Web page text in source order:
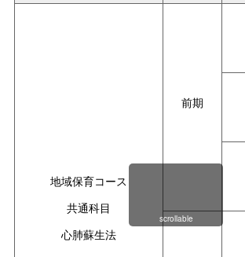
地域保育コース
共通科目
心肺蘇生法
前期
scrollable